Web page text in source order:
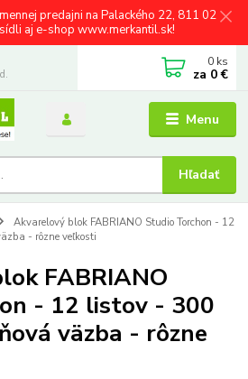
predajni na Palackého 22, 811 02
aj e-shop www.merkantil.sk!
Menu
Hľadať
0 ks
za 0 €
Akvarelový blok FABRIANO Studio Torchon - 12
- rôzne veľkosti
FABRIANO
- 12 listov - 300
väzba - rôzne